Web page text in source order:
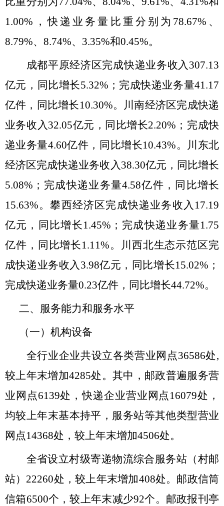
1.00%，快递业务量比重分别为78.67%、
8.79%、8.74%、3.35%和0.45%。
成都平原经济区完成快递业务收入 307.13
亿元，同比增长5.32%；完成快递业务量41.17
亿件，同比增长10.30%。川南经济区完成快递
业务收入32.05亿元，同比增长2.20%；完成快
递业务量4.60亿件，同比增长10.43%。川东北
经济区完成快递业务收入38.30亿元，同比增长
5.08%；完成快递业务量4.58亿件，同比增长
15.63%。攀西经济区完成快递业务收入17.19
亿元，同比增长1.45%；完成快递业务量1.75
亿件，同比增长1.11%。川西北生态示范区完
成快递业务收入3.98亿元，同比增长15.02%；
完成快递业务量0.23亿件，同比增长44.72%。
二、服务能力和服务水平
（一）机构设备
全行业企业共设立各类营业网 点36586处,
较上年末增加4285处。其中，邮政普遍服务营
业网点6139处，快递企业营业网点 16079处，
均较上年末基本持平， 服务站等其他类型营业
网点14368处，较上年末增加4506处。
全省设立村级寄递物流综合服务站（村邮
站） 22260处，较上年末增加408处。邮政信筒
信箱6500个，较上年末减少92个。邮政报刊亭